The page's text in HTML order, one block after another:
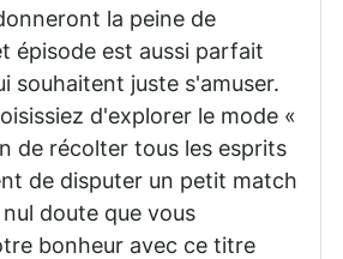
la peine de
épisode est aussi parfait
souhaitent juste s'amuser.
d'explorer le mode «
de récolter tous les esprits
de disputer un petit match
doute que vous
bonheur avec ce titre